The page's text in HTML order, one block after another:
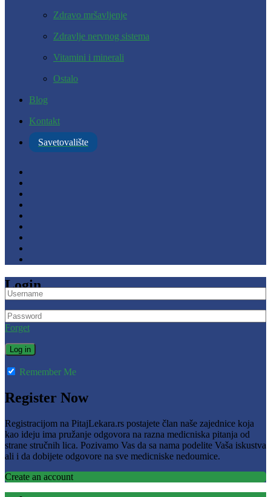
Zdravo mršavljenje
Zdravlje nervnog sistema
Vitamini i minerali
Ostalo
Blog
Kontakt
Savetovalište
Login
Forget
Remember Me
Register Now
Registracijom na PitajLekara.rs postajete član naše zajednice koja
kao ideju ima pružanje odgovora na razna medicniska pitanja od
strane stručnih lica. Pozivamo Vas da sa nama podelite Vaša iskustva
ali i da dobijete odgovore na sve medicniske nedoumice.
Create an account